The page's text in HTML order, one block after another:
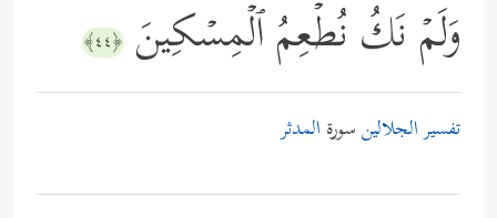
وَلَمۡ نَكُ نُطۡعِمُ ٱلۡمِسۡكِینَ ﴿٤٤﴾
تفسير الجلالينسورة المدثر